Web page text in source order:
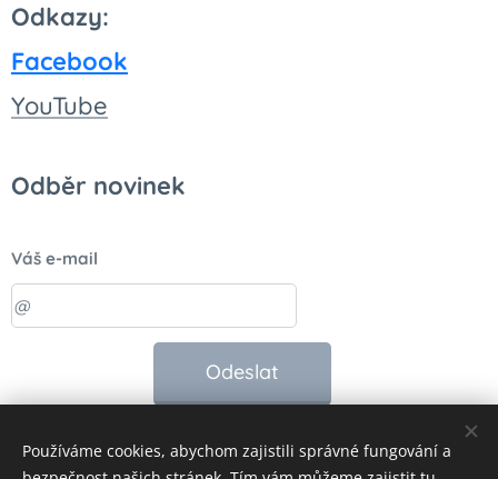
Odkazy:
Facebook
YouTube
Odběr novinek
Váš e-mail
Odeslat
Používáme cookies, abychom zajistili správné fungování a